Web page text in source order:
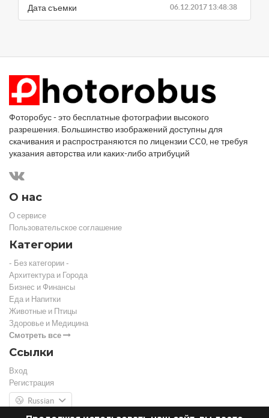
06.12.2017 13:48:38
Дата съемки
Фоторобус - это бесплатные фотографии высокого
разрешения. Большинство изображений доступны для
скачивания и распространяются по лицензии CC0, не требуя
указания авторства или каких-либо атрибуций
О нас
О сервисе
Пользовательское соглашение
Категории
- Без категории -
Архитектура и Города
Бизнес и Финансы
Еда и Напитки
Животные и Птицы
Здоровье и Медицина
Смотреть все
Ссылки
Вход
Регистрация
Russian